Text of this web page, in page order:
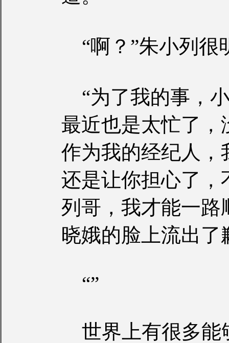
“啊？”朱小列很
“为了我的事，
最近也是太忙了，
作为我的经纪人，
还是让你担心了，
列哥，我才能一路
晓娥的脸上流出了
“”
世界上有很多能